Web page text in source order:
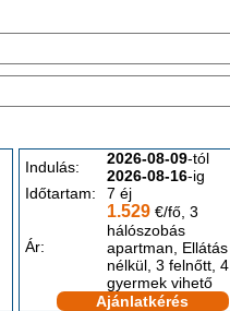
Indulás: 2026-08-09-tól
2026-08-16-ig
Időtartam:
7 éj
Ár:
1.529 €/fő, 3
hálószobás
apartman, Ellátás
nélkül, 3 felnőtt, 4
gyermek vihető
Ajánlatkérés